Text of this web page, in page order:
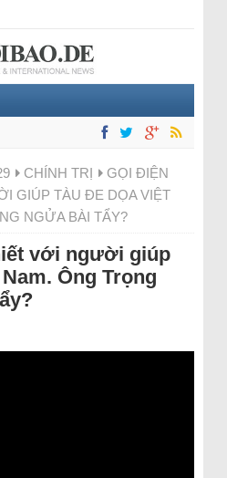
CHÍNH TRỊ
GỌI ĐIỆN
GIÚP TÀU ĐE DỌA VIỆT
NGỬA BÀI TẨY?
với người giúp
Ông Trọng